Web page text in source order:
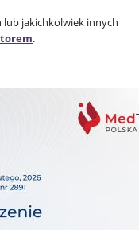
lub jakichkolwiek innych
.